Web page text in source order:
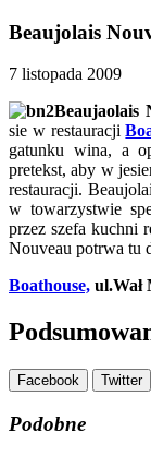
Beaujolais
7 listopada 2009
Beaujaolais
sie w restauracji
gatunku wina, a
pretekst, aby w
restauracji.
w towarzystwie
przez szefa kuchni
Nouveau potrwa tu
Boathouse, ul.Wał
Facebook Twitter
Podobne